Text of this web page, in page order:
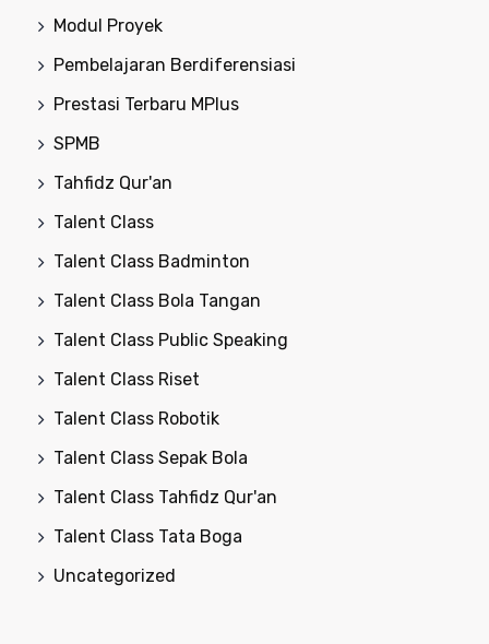
Modul Proyek
Pembelajaran Berdiferensiasi
Prestasi Terbaru MPlus
SPMB
Tahfidz Qur'an
Talent Class
Talent Class Badminton
Talent Class Bola Tangan
Talent Class Public Speaking
Talent Class Riset
Talent Class Robotik
Talent Class Sepak Bola
Talent Class Tahfidz Qur'an
Talent Class Tata Boga
Uncategorized